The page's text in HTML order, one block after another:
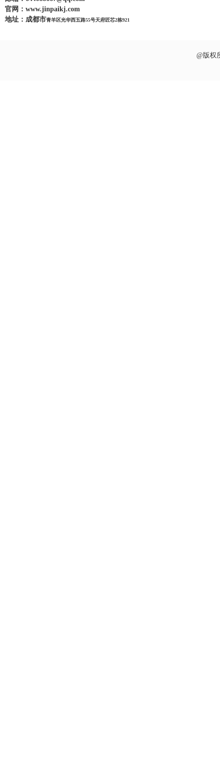
官网： www.jinpaikj.com
地址： 成都市青羊区光华西五路55号天府匠芯2栋921
@版权